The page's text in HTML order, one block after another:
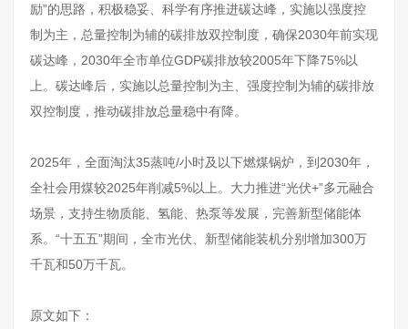
励”的思路，积极稳妥、科学有序推进碳达峰，实施以强度控
制为主，总量控制为辅的碳排放双控制度，确保2030年前实现
碳达峰，2030年全市单位GDP碳排放较2005年下降75%以
上。碳达峰后，实施以总量控制为主、强度控制为辅的碳排放
双控制度，推动碳排放总量稳中有降。
2025年，全面淘汰35蒸吨/小时及以下燃煤锅炉，到2030年，
全社会用煤较2025年削减5%以上。大力推进“光伏+”多元融合
场景，支持生物质能、氢能、热泵等发展，完善新型储能体
系。“十五五”期间，全市光伏、新型储能装机分别增加300万
千瓦和50万千瓦。
原文如下：